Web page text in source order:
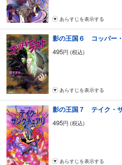
あらすじを表示する
影の王国６ コッパー
495円 (税込)
あらすじを表示する
影の王国７ テイク・
495円 (税込)
あらすじを表示する